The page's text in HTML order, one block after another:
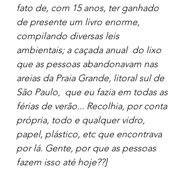
fato de, com 15 anos, ter ganhado
de presente um livro enorme,
compilando diversas leis
ambientais; a caçada anual  do lixo
que as pessoas abandonavam nas
areias da Praia Grande, litoral sul de
São Paulo, que eu fazia em todas as
férias de verão... Recolhia, por conta
própria, todo e qualquer vidro,
papel, plástico, etc que encontrava
por lá. Gente, por que as pessoas
fazem isso até hoje??]